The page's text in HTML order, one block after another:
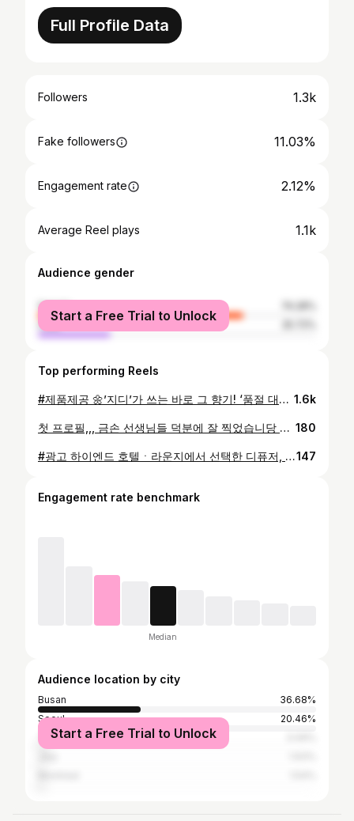
Full Profile Data
Followers 1.3k
Fake followers 11.03%
Engagement rate 2.12%
Average Reel plays 1.1k
Audience gender
female
male
Start a Free Trial to Unlock
Top performing Reels
#제품제공 🌼’지디’가 쓰는 바로 그 향기! ‘품절 대란’났던 디퓨저 ‘데이지’향으로 구성된 한정판 에디션 소개할게요! 이 가격에 이 구성이라니 말도 안 되는 💛3만 원 대 선물로 강추입니다!💛 ✔️선착순 2,000세트! 데이지 한정판 기획세트로 나왔어요! 🌿남녀노소 좋아할 부담 없는 꽃향기예요! 포근하고 따뜻한 데이지향! 🎁 헤트테라스 데이지 한정판 기획세트 구성 * 프리미엄 디퓨저 2개 (500ml+500ml) / 베스트 셀러 디퓨저 * 퍼퓸 핸드크림 1개 (50ml) * 멀티 프래그런스 스프레이 1개 (600ml) * 프리미엄 퍼퓸 샤쉐 1개 (10g) *선런칭! 🥳센스 있는 선물 찾고 계시나요? 특별한 선물 세트로 만나 보세요! @hetras.official #헤트라스 #hetras #헤트라스기프트세트 #선물세트 #선물세트추천 #추석선물 #추석선물세트 #추석선물추천 #헤트라스데이지 #센스있는선물추천 #데이지향 #집들이선물 1.6k
첫 프로필,,, 금손 선생님들 덕분에 잘 찍었습니당 ㅠㅠ 🙏🏻 . 💄 makeup @meart_yeji 📸 photo @studiosong.jpg 180
#광고 하이엔드 호텔ㆍ라운지에서 선택한 디퓨저, 헤트라스. 대용량 디퓨저 디자인 때문에 아쉬웠던 분들 주목! 💎 단 한 병으로 공간을 가득 채우는 600ml 메가 사이즈 💎 투명하게 빛나는 크리스탈 보틀 + 클래식 가죽 라벨 💎 스페인 파인 등급 향료 사용 — 향의 깊이가 다릅니다. 💎 6가지 향 중에서 선택할 수 있어요. ✔️ 가성비 + 고급무드 둘 다 챙기고 싶은 분들에게 추천 ✔️ 지금 공식몰 단독 최대 51% 할인 중! 한 병당 9천원대로 공간을 바꿔 보세요 :) @hetras.official #헤트라스, #hetras, #헤트라스디퓨저, #디퓨저, #디퓨저추천, #대용량디퓨저, #향기템, #향테리어, #디퓨저선물, #호텔디퓨저, #헤리티지디퓨저, #선물추천템147
Engagement rate benchmark
Median
Audience location by city
Busan
36.68%
Seoul
20.46%
Toronto
Start a Free Trial to Unlock